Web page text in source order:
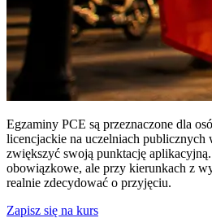
Egzaminy PCE są przeznaczone dla
licencjackie na uczelniach publicznych
zwiększyć swoją punktację
obowiązkowe, ale przy kierunkach z
realnie zdecydować o przyjęciu.
Zapisz się na kurs